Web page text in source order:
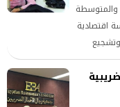
اقتصادية
عجلة